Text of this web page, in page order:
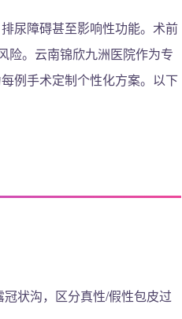
尿障碍甚至影响性功能。术前
险。云南锦欣九洲医院作为专
例手术定制个性化方案。以下
状沟，区分真性/假性包皮过